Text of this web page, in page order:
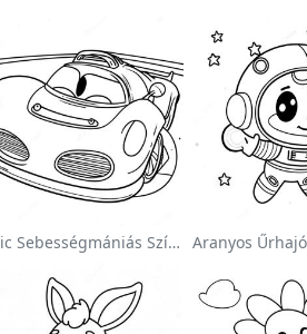
Sonic Sebességmániás Színezőlap